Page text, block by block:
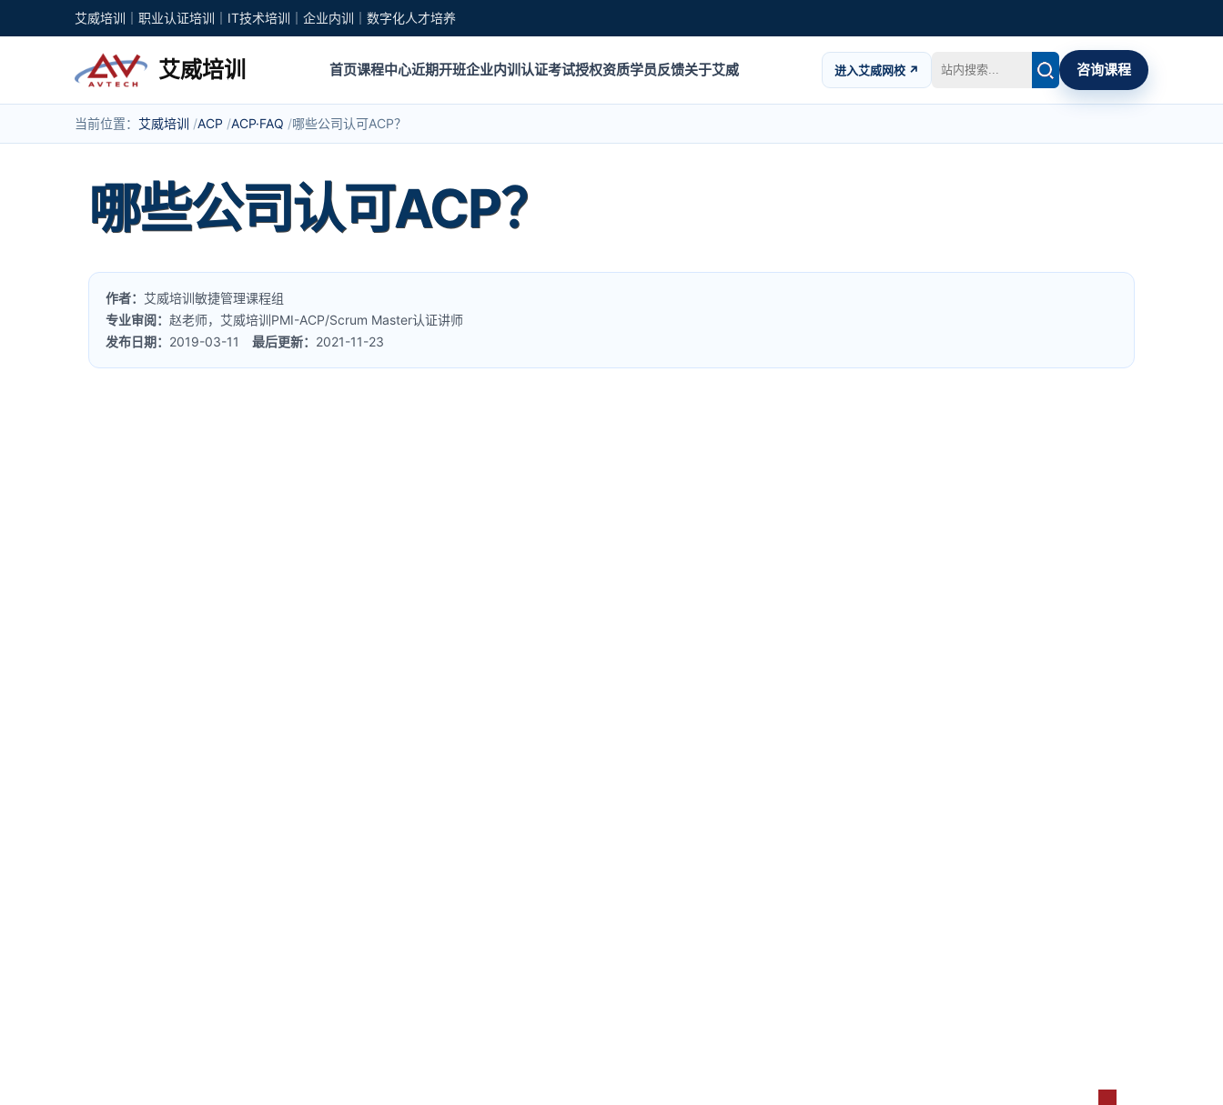
艾威培训｜职业认证培训｜IT技术培训｜企业内训｜数字化人才培养
艾威培训 首页课程中心近期开班企业内训认证考试授权资质学员反馈关于艾威 进入艾威网校 ↗ 咨询课程
当前位置： 艾威培训 ACP ACP·FAQ 哪些公司认可ACP？
哪些公司认可ACP？
作者： 艾威培训敏捷管理课程组
专业审阅：赵老师，艾威培训PMI-ACP/Scrum Master认证讲师
发布日期： 2019-03-11最后更新： 2021-11-23